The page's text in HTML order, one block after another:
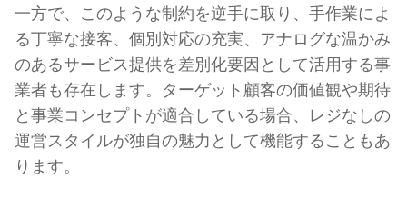
一方で、このような制約を逆手に取り、手作業によ
る丁寧な接客、個別対応の充実、アナログな温かみ
のあるサービス提供を差別化要因として活用する事
業者も存在します。ターゲット顧客の価値観や期待
と事業コンセプトが適合している場合、レジなしの
運営スタイルが独自の魅力として機能することもあ
ります。